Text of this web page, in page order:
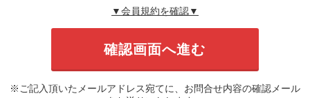
▼会員規約を確認▼
※ご記入頂いたメールアドレス宛てに、お問合せ内容の確認メール